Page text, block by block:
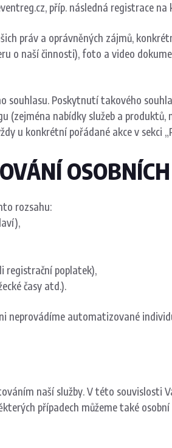
příp. následná registrace na
práv a oprávněných zájmů,
o naší činnosti), foto a video
souhlasu. Poskytnutí takového
(zejména nabídky služeb a
u konkrétní pořádané akce v sekci
rozsahu:
registrační poplatek),
časy atd.).
neprovádíme automatizované
naší služby. V této souvislosti
případech můžeme také